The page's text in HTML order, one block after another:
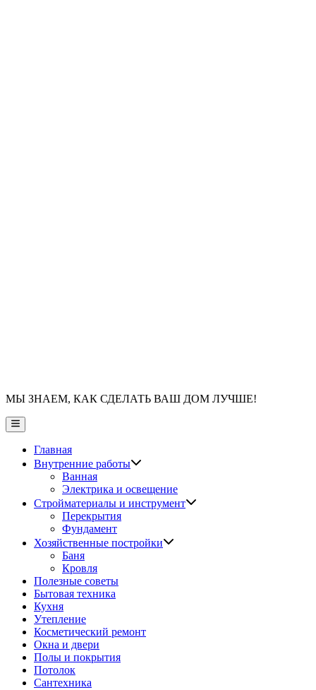
МЫ ЗНАЕМ, КАК СДЕЛАТЬ ВАШ ДОМ ЛУЧШЕ!
Главное
меню
Главная
Внутренние работы
Ванная
Электрика и освещение
Стройматериалы и инструмент
Перекрытия
Фундамент
Хозяйственные постройки
Баня
Кровля
Полезные советы
Бытовая техника
Кухня
Утепление
Косметический ремонт
Окна и двери
Полы и покрытия
Потолок
Сантехника